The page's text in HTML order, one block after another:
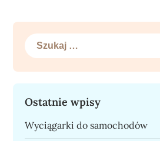
Szukaj:
Ostatnie wpisy
Wyciągarki do samochodów